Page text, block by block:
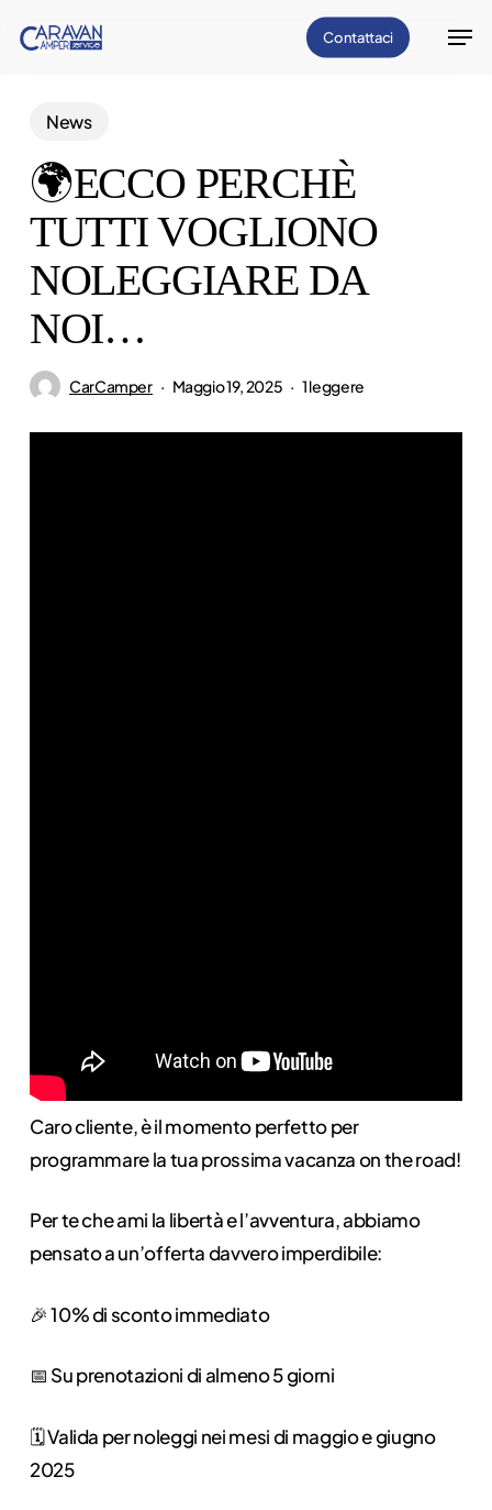
principale
Contattaci
News
🌍ECCO PERCHÈ
TUTTI VOGLIONO
NOLEGGIARE DA
NOI…
CarCamper Maggio 19, 2025 1 leggere
Caro cliente, è il momento perfetto per
programmare la tua prossima vacanza on the road!
Per te che ami la libertà e l’avventura, abbiamo
pensato a un’offerta davvero imperdibile:
🎉 10% di sconto immediato
📅 Su prenotazioni di almeno 5 giorni
🗓️ Valida per noleggi nei mesi di maggio e giugno
2025